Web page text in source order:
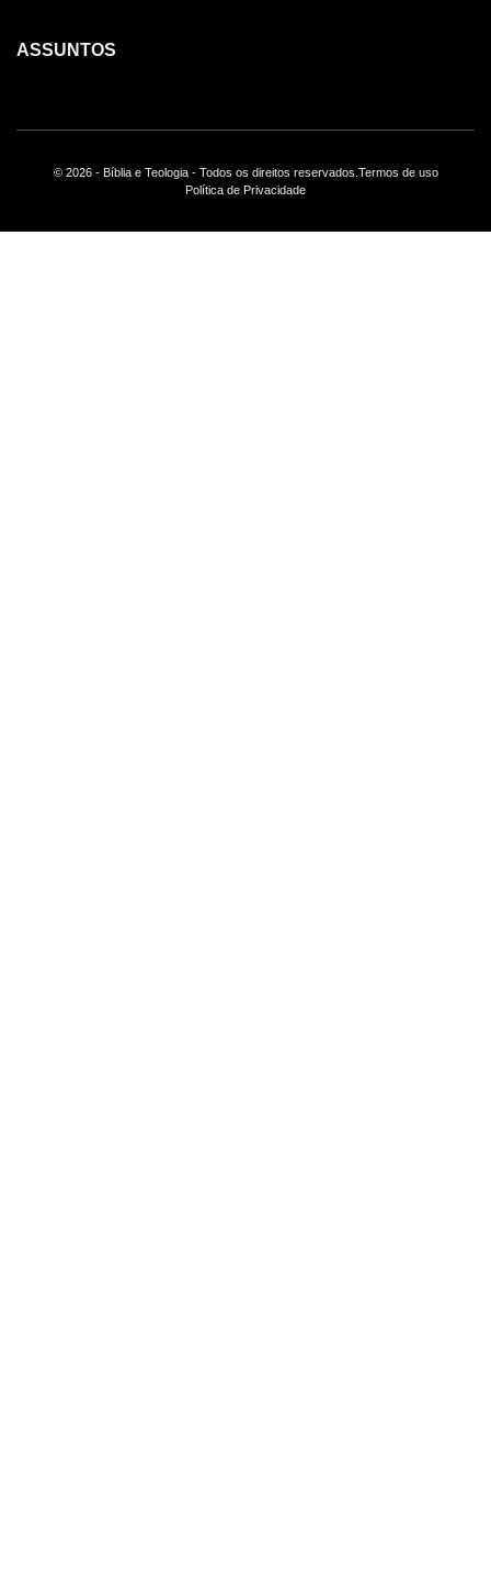
ASSUNTOS
© 2026 - Bíblia e Teologia - Todos os direitos reservados. Termos de uso
Política de Privacidade